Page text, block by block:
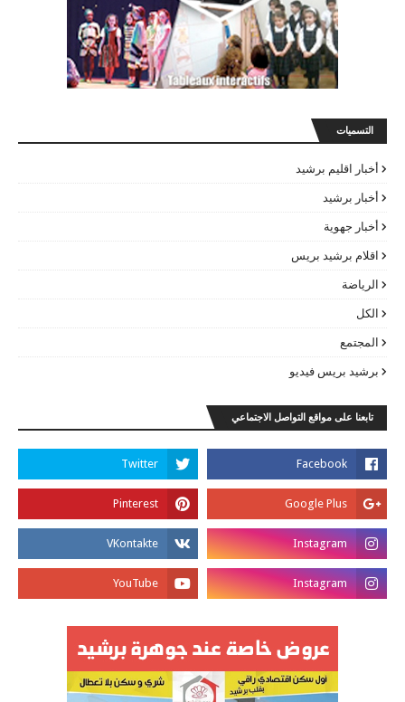
التسميات
أخبار اقليم برشيد
أخبار برشيد
أخبار جهوية
اقلام برشيد بريس
الرياضة
الكل
المجتمع
برشيد بريس فيديو
تابعنا على مواقع التواصل الاجتماعي